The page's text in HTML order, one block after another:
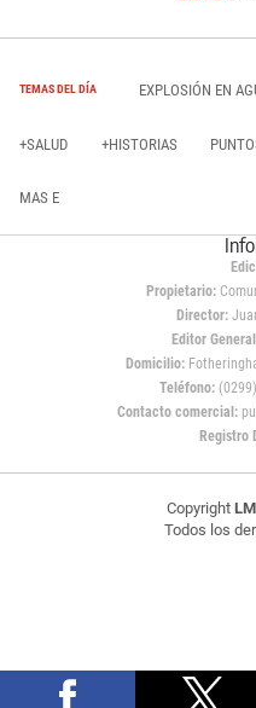
TEMAS DEL DÍA EXPLOSIÓN EN
+SALUD +HISTORIAS
MAS E
Propietario:
Director:
Editor
Domicilio:
Teléfono:
Contacto comercial:
Registro
Copyright
Todos los